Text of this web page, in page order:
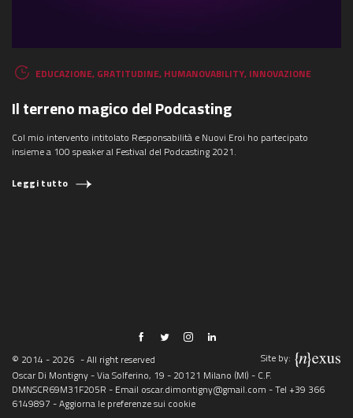
EDUCAZIONE, GRATITUDINE, HUMANOVABILITY, INNOVAZIONE
Il terreno magico del Podcasting
Col mio intervento intitolato Responsabilità e Nuovi Eroi ho partecipato
insieme a 100 speaker al Festival del Podcasting 2021.
Leggi tutto
© 2014 - 2026 - All right reserved
Site by:
Oscar Di Montigny - Via Solferino, 19 - 20121 Milano (MI) - C.F.
DMNSCR69M31F205R - Email oscar.dimontigny@gmail.com - Tel +39 366
6149897 -Aggiorna le preferenze sui cookie